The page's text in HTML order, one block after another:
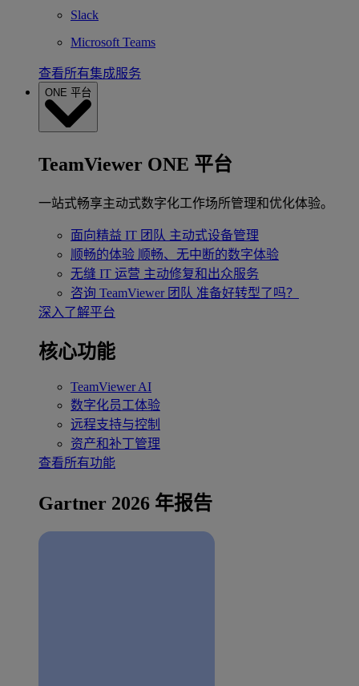
Slack
Microsoft Teams
查看所有集成服务
ONE 平台
TeamViewer ONE 平台
一站式畅享主动式数字化工作场所管理和优化体验。
面向精益 IT 团队 主动式设备管理
顺畅的体验 顺畅、无中断的数字体验
无缝 IT 运营 主动修复和出众服务
咨询 TeamViewer 团队 准备好转型了吗？
深入了解平台
核心功能
TeamViewer AI
数字化员工体验
远程支持与控制
资产和补丁管理
查看所有功能
Gartner 2026 年报告